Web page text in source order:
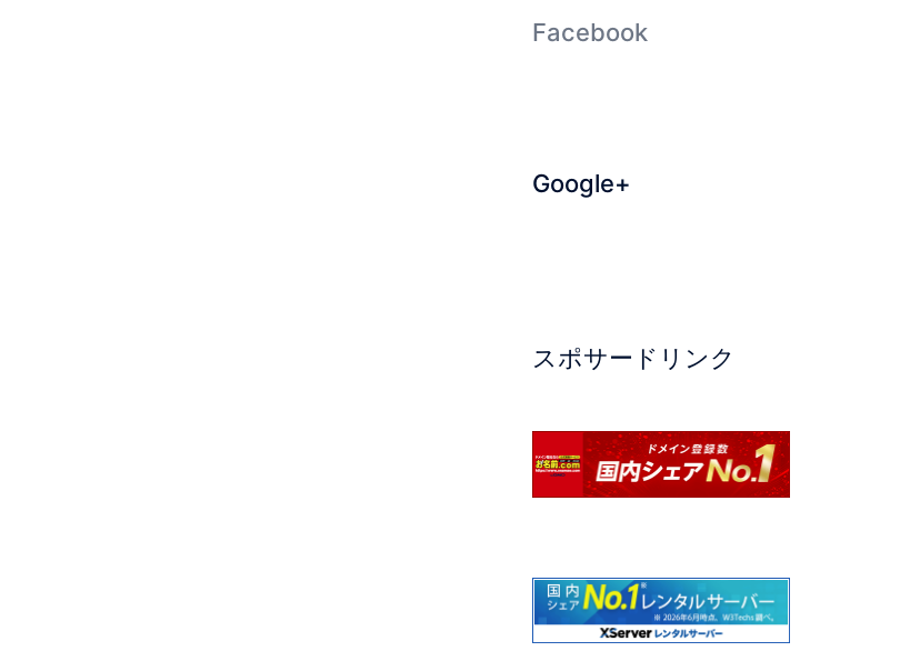
Facebook
Google+
スポサードリンク